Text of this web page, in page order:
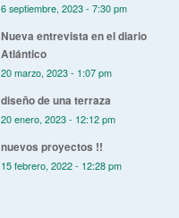
6 septiembre, 2023 - 7:30 pm
Nueva entrevista en el diario
Atlántico
20 marzo, 2023 - 1:07 pm
diseño de una terraza
20 enero, 2023 - 12:12 pm
nuevos proyectos !!
15 febrero, 2022 - 12:28 pm